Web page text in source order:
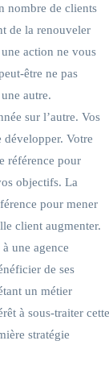
nombre de clients
de la renouveler
action ne vous
être ne pas
autre.
sur l’autre. Vos
Votre
référence pour
objectifs. La
pour mener
client augmenter.
une agence
de ses
un métier
à sous-traiter cette
stratégie